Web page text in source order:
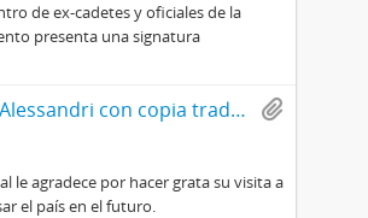
de ex-cadetes y oficiales de la
presenta una signatura
Carta firmada de Cyrus Eaton a Jorge Alessandri con copia traducida al español
le agradece por hacer grata su visita a
el país en el futuro.